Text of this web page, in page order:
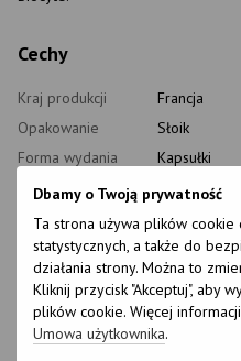
Dbamy o Twoją prywatność
Ta strona używa plików
statystycznych, a także do
działania strony. Można to
Kliknij przycisk "Akceptuj", aby
plików cookie. Więcej
Umowa użytkownika.
Cechy
Kraj produkcji
Francja
Opakowanie
Słoik
Forma wydania
Kapsułki
Wiek
Ilość w
opakowaniu
30 szt.
Sposób użycia
1 kapsułka
Właściwości
Poprawia
emocjonalny
Przeciwwskazania